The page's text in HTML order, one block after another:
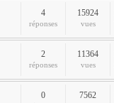
4
réponses
15924
vues
2
réponses
11364
vues
0 7562